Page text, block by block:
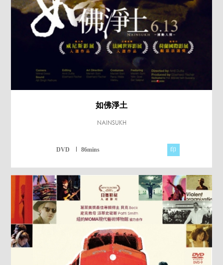
如佛淨土
NAINSUKH
DVD 86mins 印